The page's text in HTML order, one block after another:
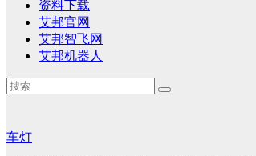
资料下载
艾邦官网
艾邦智飞网
艾邦机器人
车灯